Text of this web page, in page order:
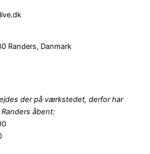
Randers, Danmark
der på værkstedet, derfor har
åbent: